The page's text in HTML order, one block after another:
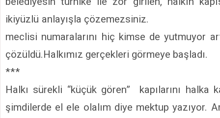
ikiyüzlü anlayışla
meclisi numaralarını hiç kimse de yutmuyor
çözüldü.Halkımız gerçekleri görmeye başladı.
***
Halkı sürekli “küçük gören” kapılarını halka
şimdilerde el ele olalım diye mektup yazıyor.